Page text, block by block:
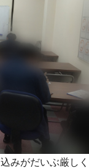
みがだいぶ厳しく